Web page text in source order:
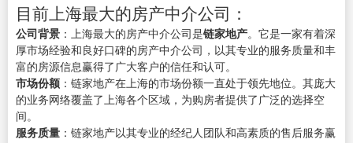
目前上海最大的房产中介公司：
公司背景 ：上海最大的房产中介公司是链家地产。它是一家有着深
厚市场经验和良好口碑的房产中介公司，以其专业的服务质量和丰
富的房源信息赢得了广大客户的信任和认可。
市场份额 ：链家地产在上海的市场份额一直处于领先地位。其庞大
的业务网络覆盖了上海各个区域，为购房者提供了广泛的选择空
间。
服务质量 ：链家地产以其专业的经纪人团队和高素质的售后服务赢